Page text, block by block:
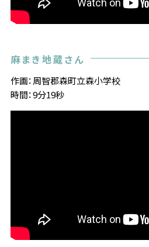
麻まき地蔵さん
作画：周智郡森町立森小学校
時間：9分19秒